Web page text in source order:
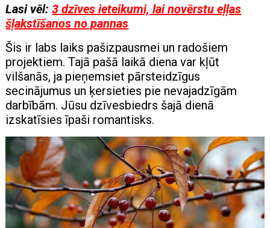
Lasi vēl:3 dzīves ieteikumi, lai novērstu eļļas
šļakstīšanos no pannas
Šis ir labs laiks pašizpausmei un radošiem
projektiem. Tajā pašā laikā diena var kļūt
vilšanās, ja pieņemsiet pārsteidzīgus
secinājumus un ķersieties pie nevajadzīgām
darbībām. Jūsu dzīvesbiedrs šajā dienā
izskatīsies īpaši romantisks.